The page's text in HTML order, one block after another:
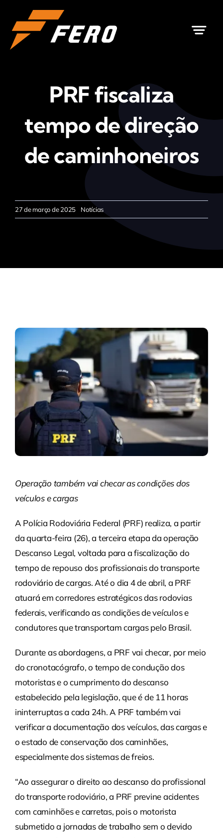
para
conteúdo
PRF fiscaliza
tempo de direção
de caminhoneiros
27 de março de 2025 Notícias
Operação também vai checar as condições dos
veículos e cargas
A Polícia Rodoviária Federal (PRF) realiza, a partir
da quarta-feira (26), a terceira etapa da operação
Descanso Legal, voltada para a fiscalização do
tempo de repouso dos profissionais do transporte
rodoviário de cargas. Até o dia 4 de abril, a PRF
atuará em corredores estratégicos das rodovias
federais, verificando as condições de veículos e
condutores que transportam cargas pelo Brasil.
Durante as abordagens, a PRF vai checar, por meio
do cronotacógrafo, o tempo de condução dos
motoristas e o cumprimento do descanso
estabelecido pela legislação, que é de 11 horas
ininterruptas a cada 24h. A PRF também vai
verificar a documentação dos veículos, das cargas e
o estado de conservação dos caminhões,
especialmente dos sistemas de freios.
“Ao assegurar o direito ao descanso do profissional
do transporte rodoviário, a PRF previne acidentes
com caminhões e carretas, pois o motorista
submetido a jornadas de trabalho sem o devido